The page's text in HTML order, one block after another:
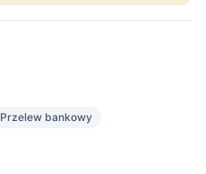
Przelew bankowy